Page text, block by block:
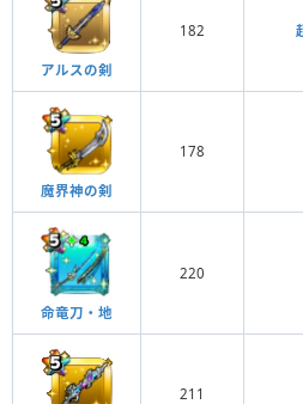
アルスの剣
182
魔界神の剣
178
命竜刀・地
220
211